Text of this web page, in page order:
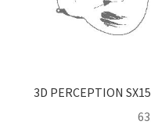
3D PERCEPTION